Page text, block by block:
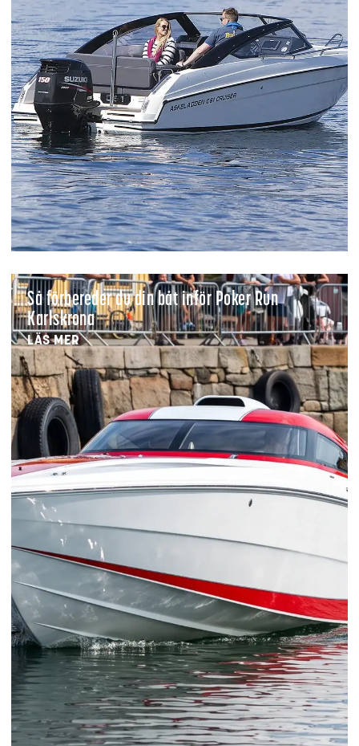
Så förbereder du din båt inför Poker Run
Karlskrona
LÄS MER